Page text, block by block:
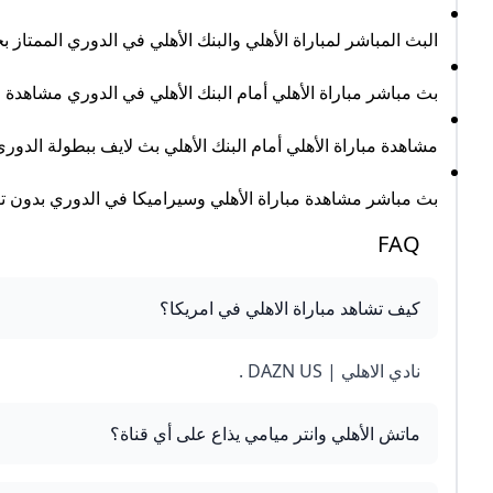
البث المباشر لمباراة الأهلي والبنك الأهلي في الدوري الممتاز
بث مباشر مباراة الأهلي أمام البنك الأهلي في الدوري مشاهدة
مشاهدة مباراة الأهلي أمام البنك الأهلي بث لايف ببطولة
بث مباشر مشاهدة مباراة الأهلي وسيراميكا في الدوري بدون
FAQ
كيف تشاهد مباراة الاهلي في امريكا؟
نادي الاهلي | DAZN US .
ماتش الأهلي وانتر ميامي يذاع على أي قناة؟